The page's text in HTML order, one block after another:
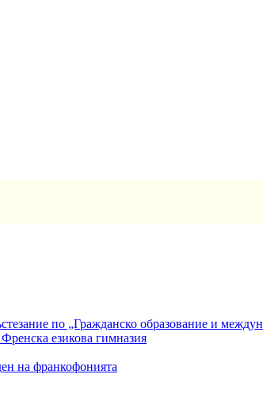
по „Гражданско образование и
езикова гимназия
на франкофонията